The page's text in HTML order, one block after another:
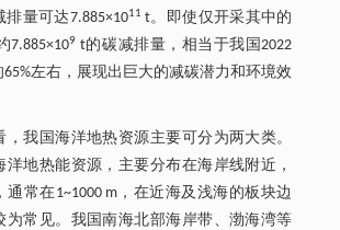
量可达7.885×1011 t。即使仅开采其中的
7.885×109 t的碳减排量，相当于我国2022
左右，展现出巨大的减碳潜力和环境效
，我国海洋地热资源主要可分为两大类。
洋地热能资源，主要分布在海岸线附近，
常在1~1000 m，在近海及浅海的板块边
为常见。我国南海北部海岸带、渤海湾等